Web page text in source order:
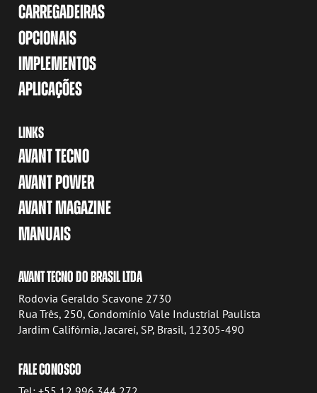
CARREGADEIRAS
OPCIONAIS
IMPLEMENTOS
APLICAÇÕES
LINKS
AVANT TECNO
AVANT POWER
AVANT MAGAZINE
MANUAIS
AVANT TECNO DO BRASIL LTDA
Rodovia Geraldo Scavone 2730
Rua Três, 250, Condomínio Vale Industrial Paulista
Jardim Califórnia, Jacareí, SP, Brasil, 12305-490
FALE CONOSCO